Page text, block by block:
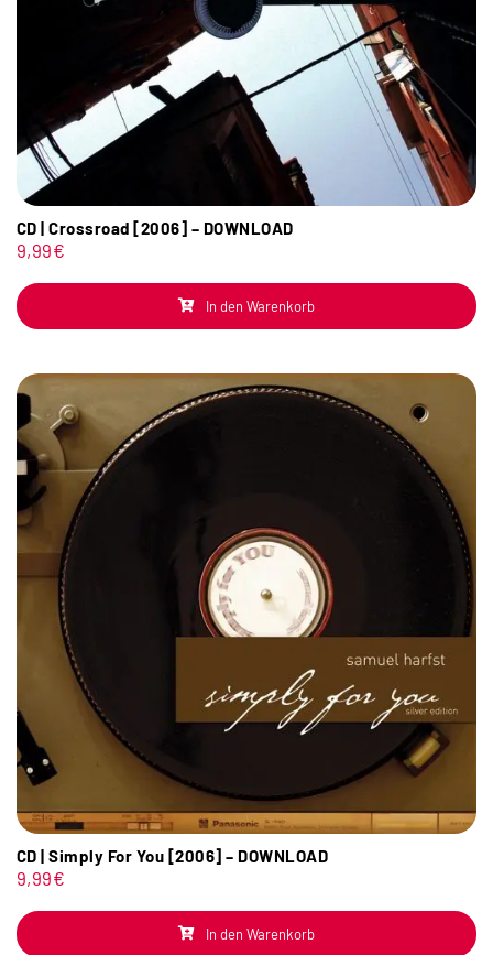
CD | Crossroad [2006] – DOWNLOAD
9,99€
In den Warenkorb
CD | Simply For You [2006] – DOWNLOAD
9,99€
In den Warenkorb